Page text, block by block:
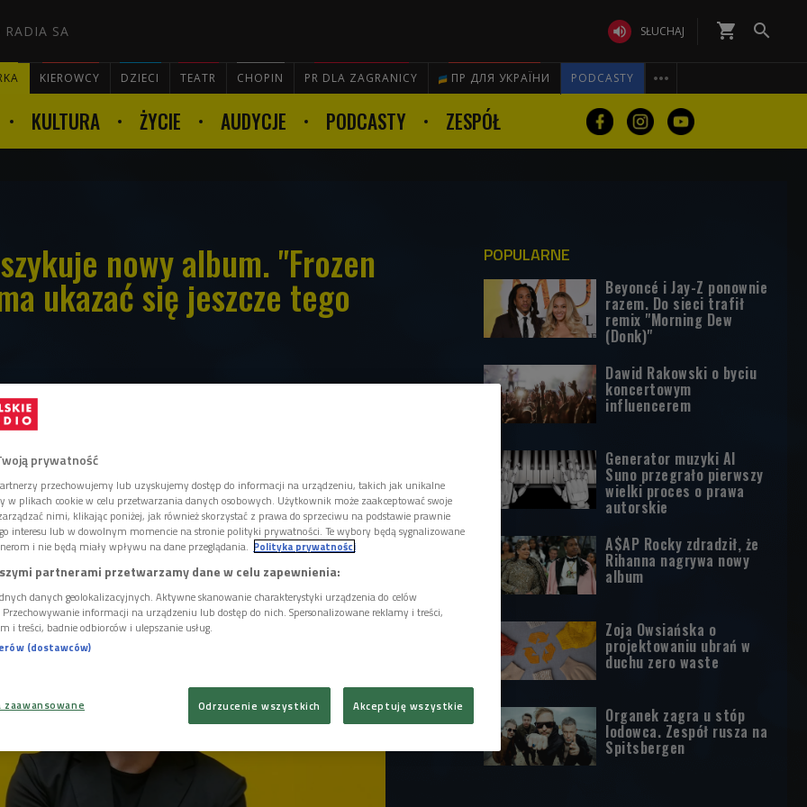
RADIA SA  SŁUCHAJ shopping_cart 
KIEROWCY DZIECI TEATR CHOPIN PR DLA ZAGRANICY ПР ДЛЯ УКРАЇНИ PODCASTY 

KULTURA ŻYCIE AUDYCJE PODCASTY ZESPÓŁ
nowy album. "Frozen
ukazać się jeszcze tego
przyjętego albumu "No Name" z 2024
zwalniać tempa. Wszystko
amerykański muzyk przygotował już
Informacje o nowym
się za pośrednictwem sklepu Third
POPULARNE
Beyoncé i Jay-Z ponownie
razem. Do sieci trafił
remix "Morning Dew
(Donk)"
Dawid Rakowski o byciu
koncertowym
influencerem
Generator muzyki AI
Suno przegrało pierwszy
wielki proces o prawa
autorskie
A$AP Rocky zdradził, że
Rihanna nagrywa nowy
album
Zoja Owsiańska o
projektowaniu ubrań w
duchu zero waste
Organek zagra u stóp
lodowca. Zespół rusza na
Spitsbergen
prywatność
przechowujemy lub uzyskujemy dostęp do informacji na urządzeniu, takich jak unikalne
w plikach cookie w celu przetwarzania danych osobowych. Użytkownik może zaakceptować swoje
nimi, klikając poniżej, jak również skorzystać z prawa do sprzeciwu na podstawie prawnie
interesu lub w dowolnym momencie na stronie polityki prywatności. Te wybory będą sygnalizowane
i nie będą miały wpływu na dane przeglądania. Polityka prywatności
partnerami przetwarzamy dane w celu zapewnienia:
danych geolokalizacyjnych. Aktywne skanowanie charakterystyki urządzenia do celów
informacji na urządzeniu lub dostęp do nich. Spersonalizowane reklamy i treści,
i treści, badnie odbiorców i ulepszanie usług.
(dostawców)
Odrzucenie wszystkich Akceptuję wszystkie